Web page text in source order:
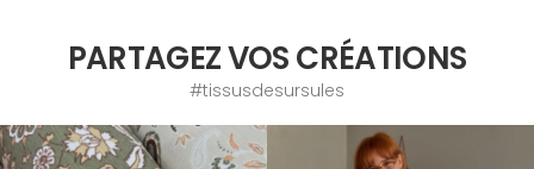
PARTAGEZ VOS CRÉATIONS
#tissusdesursules